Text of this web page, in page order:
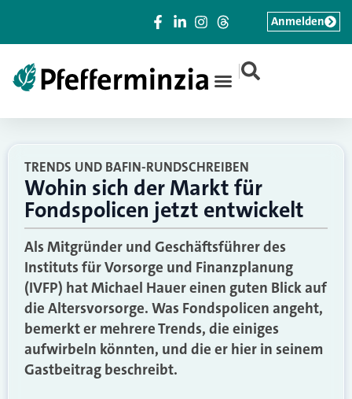
|
Anmelden
TRENDS UND BAFIN-RUNDSCHREIBEN
Wohin sich der Markt für
Fondspolicen jetzt entwickelt
Als Mitgründer und Geschäftsführer des
Instituts für Vorsorge und Finanzplanung
(IVFP) hat Michael Hauer einen guten Blick auf
die Altersvorsorge. Was Fondspolicen angeht,
bemerkt er mehrere Trends, die einiges
aufwirbeln könnten, und die er hier in seinem
Gastbeitrag beschreibt.